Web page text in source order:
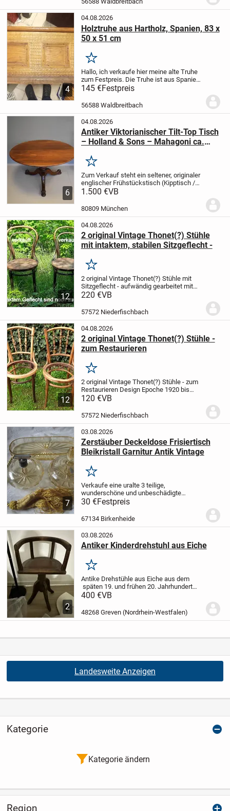
4
04.08.2026
Holztruhe aus Hartholz, Spanien, 83 x
50 x 51 cm
Merken
Hallo, ich verkaufe hier meine alte Truhe
zum Festpreis. Die Truhe ist aus Spanien,
ca. 100 Jahre alt, sehr stabil, völlig intakt,
das Holz ist aufgearbeitet und versiegelt
und ohne Holzwurm oder...
145 €Festpreis
56588 Waldbreitbach
6
04.08.2026
Antiker Viktorianischer Tilt-Top Tisch
– Holland & Sons – Mahagoni ca.
Merken
Zum Verkauf steht ein seltener, originaler
englischer Frühstückstisch (Kipptisch /
Tilt-Top Table) aus der viktorianischen
stammt von der absoluten Nobel-
1.500 €VB
80809 München
12
04.08.2026
2 original Vintage Thonet(?) Stühle
mit intaktem, stabilen Sitzgeflecht -
Merken
2 original Vintage Thonet(?) Stühle mit
Sitzgeflecht - aufwändig gearbeitet mit
BugholzPrivatverkauf - „Die Ware wird
Gewährleistung verkauft.“ (Pflichttext)
220 €VB
57572 Niederfischbach
12
04.08.2026
2 original Vintage Thonet(?) Stühle -
zum Restaurieren
Merken
2 original Vintage Thonet(?) Stühle - zum
Restaurieren Design Epoche 1920 bis
1950 aufwändig gearbeitet mit Bugholz
Privatverkauf - „Die Ware wird unter...
120 €VB
57572 Niederfischbach
7
03.08.2026
Zerstäuber Deckeldose Frisiertisch
Bleikristall Garnitur Antik Vintage
Merken
Verkaufe eine uralte 3 teilige,
wunderschöne und unbeschädigte
Frisiertisch Garnitur aus echtem
Bleikristall, Zerstäuber, Deckeldose von
Omas Kommode, eine wunderschöne
30 €Festpreis
67134 Birkenheide
2
03.08.2026
Antiker Kinderdrehstuhl aus Eiche
Merken
Antike Drehstühle aus Eiche aus dem
späten 19. und frühen 20. Jahrhundert
werden wegen ihrer Handwerkskunst
Sie spiegeln eine Zeit wider, in der
400 €VB
48268 Greven (Nordrhein-Westfalen)
Landesweite Anzeigen
Kategorie
Kategorie ändern
Region